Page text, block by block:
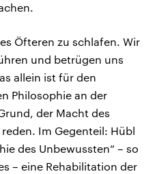
Öfteren zu schlafen. Wir
und betrügen uns
allein ist für den
Philosophie an der
der Macht des
Im Gegenteil: Hübl
des Unbewussten“ – so
– eine Rehabilitation der